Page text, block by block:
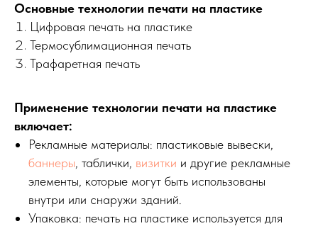
Основные технологии печати на пластике
Цифровая печать на пластике
Термосублимационная печать
Трафаретная печать
Применение технологии печати на пластике
включает:
Рекламные материалы: пластиковые вывески,
баннеры, таблички, визитки и другие рекламные
элементы, которые могут быть использованы
внутри или снаружи зданий.
Упаковка: печать на пластике используется для